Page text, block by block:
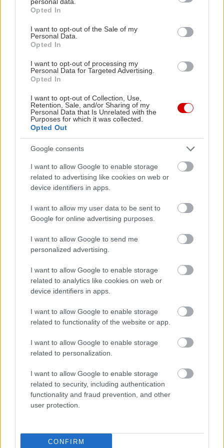
grant or deny consent to Google and its third-party tags to
use your data for below specified purposes in below Google
consent section.
Opted In
I want to opt-out of the Sale of my
Personal Data.
Opted In
I want to opt-out of processing my
Personal Data for Targeted Advertising.
Opted In
I want to opt-out of Collection, Use,
Retention, Sale, and/or Sharing of my
Personal Data that Is Unrelated with the
Purposes for which it was collected.
Opted Out
Google consents
I want to allow Google to enable storage
related to advertising like cookies on web or
device identifiers in apps.
I want to allow my user data to be sent to
Google for online advertising purposes.
I want to allow Google to send me
personalized advertising.
I want to allow Google to enable storage
related to analytics like cookies on web or
device identifiers in apps.
I want to allow Google to enable storage
related to functionality of the website or app.
I want to allow Google to enable storage
related to personalization.
I want to allow Google to enable storage
related to security, including authentication
functionality and fraud prevention, and other
user protection.
CONFIRM
διαρκέσει μέχρι και ένα μήνα οπότε σας
απαλλάσσει από το άγχος της συχνής
αποτρίχωσης.
Εάν το δέρμα σας είναι ευαίσθητο ζητήστε από
την αισθητικό σας να χρησιμοποιήσει κερί
αζουλενίου και κατά προτίμηση κρύο κερί (σε
ρολέτα) που δεν δημιουργεί εγκαύματα. Με τον
καιρό, άλλωστε, θα είναι δύσκολο να σκύψετε
ακόμη και να δέσετε τα κορδόνια των παπουτσιών
την διάρκεια της εγκυμοσύνης καθότι μπορεί να
βλάψει το έμβρυο!
Νύχια
Μαζί με τα μαλλιά σας μπορεί να παρατηρήσετε
και μια πιο γρήγορη ανάπτυξη των νυχιών σας.
Μην ξεχνάτε να περιποιείστε τα άκρα σας
καθότι εκτός από θέμα υγιεινής είναι και θέμα
καλαισθησίας.
Μπορείτε να συνεχίσετε να κάνετε μανικιούρ και
πεντικιούρ καθ’όλη την διάρκεια της
εγκυμοσύνης, απλώς να μην αλλάζετε
μανικιουρίστα και να βεβαιώνεστε ότι τα εργαλεία
που χρησιμοποιεί είναι αποστειρωμένα (κυρίως τα
μεταλλικά).
είστε πολύ σίγουρη για τα μέτρα αποστείρωσης